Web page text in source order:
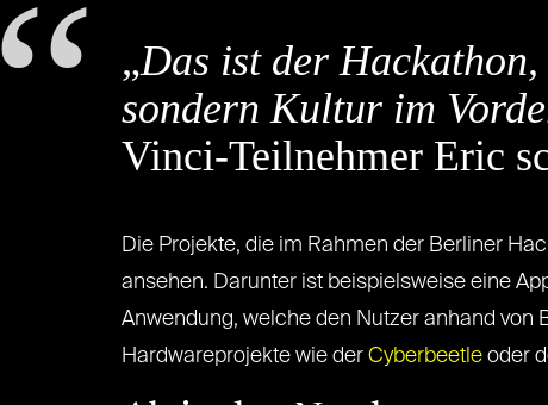
„Das ist der
sondern Kultur im
Vinci-Teilnehmer Eric
Die Projekte, die im Rahmen der Berliner
ansehen. Darunter ist beispielsweise eine
Anwendung, welche den Nutzer anhand
Hardwareprojekte wie der Cyberbeetle oder